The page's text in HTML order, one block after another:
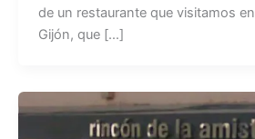
de un restaurante que visitamos
Gijón, que […]